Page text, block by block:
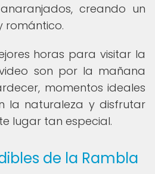
creando un
romántico.
horas para visitar la
son por la mañana
momentos ideales
la naturaleza y disfrutar
lugar tan especial.
de la Rambla